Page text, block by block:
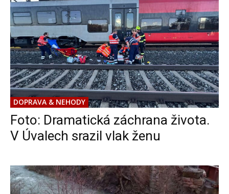
DOPRAVA & NEHODY
Foto: Dramatická záchrana života.
V Úvalech srazil vlak ženu